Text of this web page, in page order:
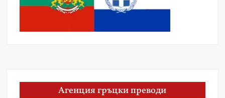
Агенция гръцки преводи